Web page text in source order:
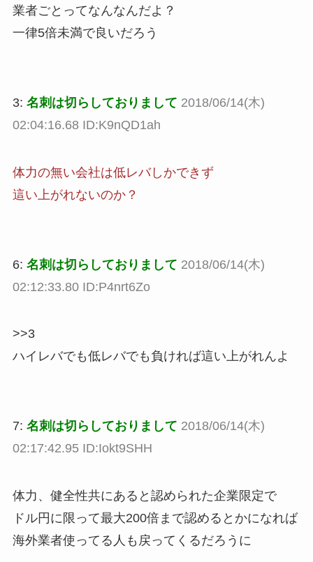
業者ごとってなんなんだよ？
一律5倍未満で良いだろう
3: 名刺は切らしておりまして 2018/06/14(木)
02:04:16.68 ID:K9nQD1ah
体力の無い会社は低レバしかできず
這い上がれないのか？
6: 名刺は切らしておりまして 2018/06/14(木)
02:12:33.80 ID:P4nrt6Zo
>>3
ハイレバでも低レバでも負ければ這い上がれんよ
7: 名刺は切らしておりまして 2018/06/14(木)
02:17:42.95 ID:Iokt9SHH
体力、健全性共にあると認められた企業限定で
ドル円に限って最大200倍まで認めるとかになれば
海外業者使ってる人も戻ってくるだろうに